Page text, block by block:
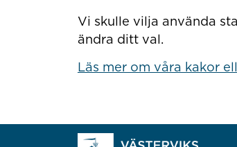
Vi skulle vilja använda
ändra ditt val.
Läs mer om våra kakor